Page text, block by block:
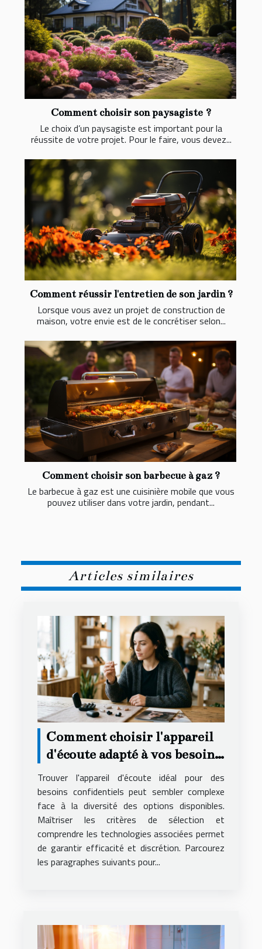
Comment choisir son paysagiste ?
Le choix d’un paysagiste est important pour la
réussite de votre projet. Pour le faire, vous devez...
Comment réussir l'entretien de son jardin ?
Lorsque vous avez un projet de construction de
maison, votre envie est de le concrétiser selon...
Comment choisir son barbecue à gaz ?
Le barbecue à gaz est une cuisinière mobile que vous
pouvez utiliser dans votre jardin, pendant...
Articles similaires
Comment choisir l'appareil
d'écoute adapté à vos besoins
secrets ?
Trouver l'appareil d'écoute idéal pour des
besoins confidentiels peut sembler complexe
face à la diversité des options disponibles.
Maîtriser les critères de sélection et
comprendre les technologies associées permet
de garantir efficacité et discrétion. Parcourez
les paragraphes suivants pour...